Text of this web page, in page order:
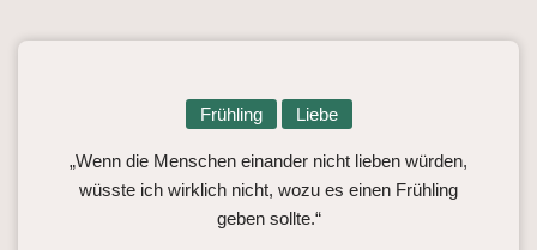
Frühling Liebe
„Wenn die Menschen einander nicht lieben würden,
wüsste ich wirklich nicht, wozu es einen Frühling
geben sollte.“